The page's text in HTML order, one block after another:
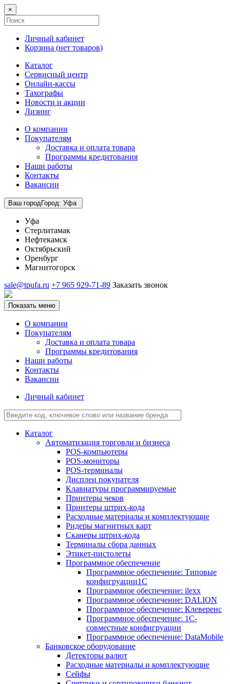
×
Личный кабинет
Корзина (нет товаров)
Каталог
Сервисный центр
Онлайн-кассы
Тахографы
Новости и акции
Лизинг
О компании
Покупателям
Доставка и оплата товара
Программы кредитования
Наши работы
Контакты
Вакансии
Ваш городГород: Уфа
Уфа
Стерлитамак
Нефтекамск
Октябрьский
Оренбург
Магнитогорск
sale@tpufa.ru +7 965 929-71-89 Заказать звонок
Показать меню
О компании
Покупателям
Доставка и оплата товара
Программы кредитования
Наши работы
Контакты
Вакансии
Личный кабинет
Каталог
Автоматизация торговли и бизнеса
POS-компьютеры
POS-мониторы
POS-терминалы
Дисплеи покупателя
Клавиатуры программируемые
Принтеры чеков
Принтеры штрих-кода
Расходные материалы и комплектующие
Ридеры магнитных карт
Сканеры штрих-кода
Терминалы сбора данных
Этикет-пистолеты
Программное обеспечение
Программное обеспечение: Типовые
конфигруации1С
Программное обеспечение: ilexx
Программное обеспечение: DALION
Программное обеспечение: Клеверенс
Программное обеспечение: 1С-
совместные конфигруации
Программное обеспечение: DataMobile
Банковское оборудование
Детекторы валют
Расходные материалы и комплектующие
Сейфы